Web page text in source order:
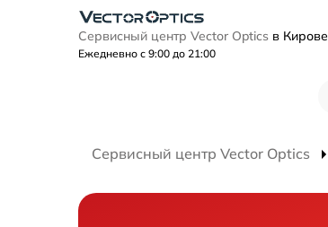
Сервисный центр Vector Optics в Кирове
Ежедневно с 9:00 до 21:00
Сервисный центр Vector Optics